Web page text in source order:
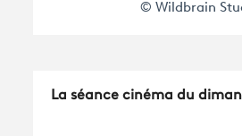
© Wildbrain
La séance cinéma du